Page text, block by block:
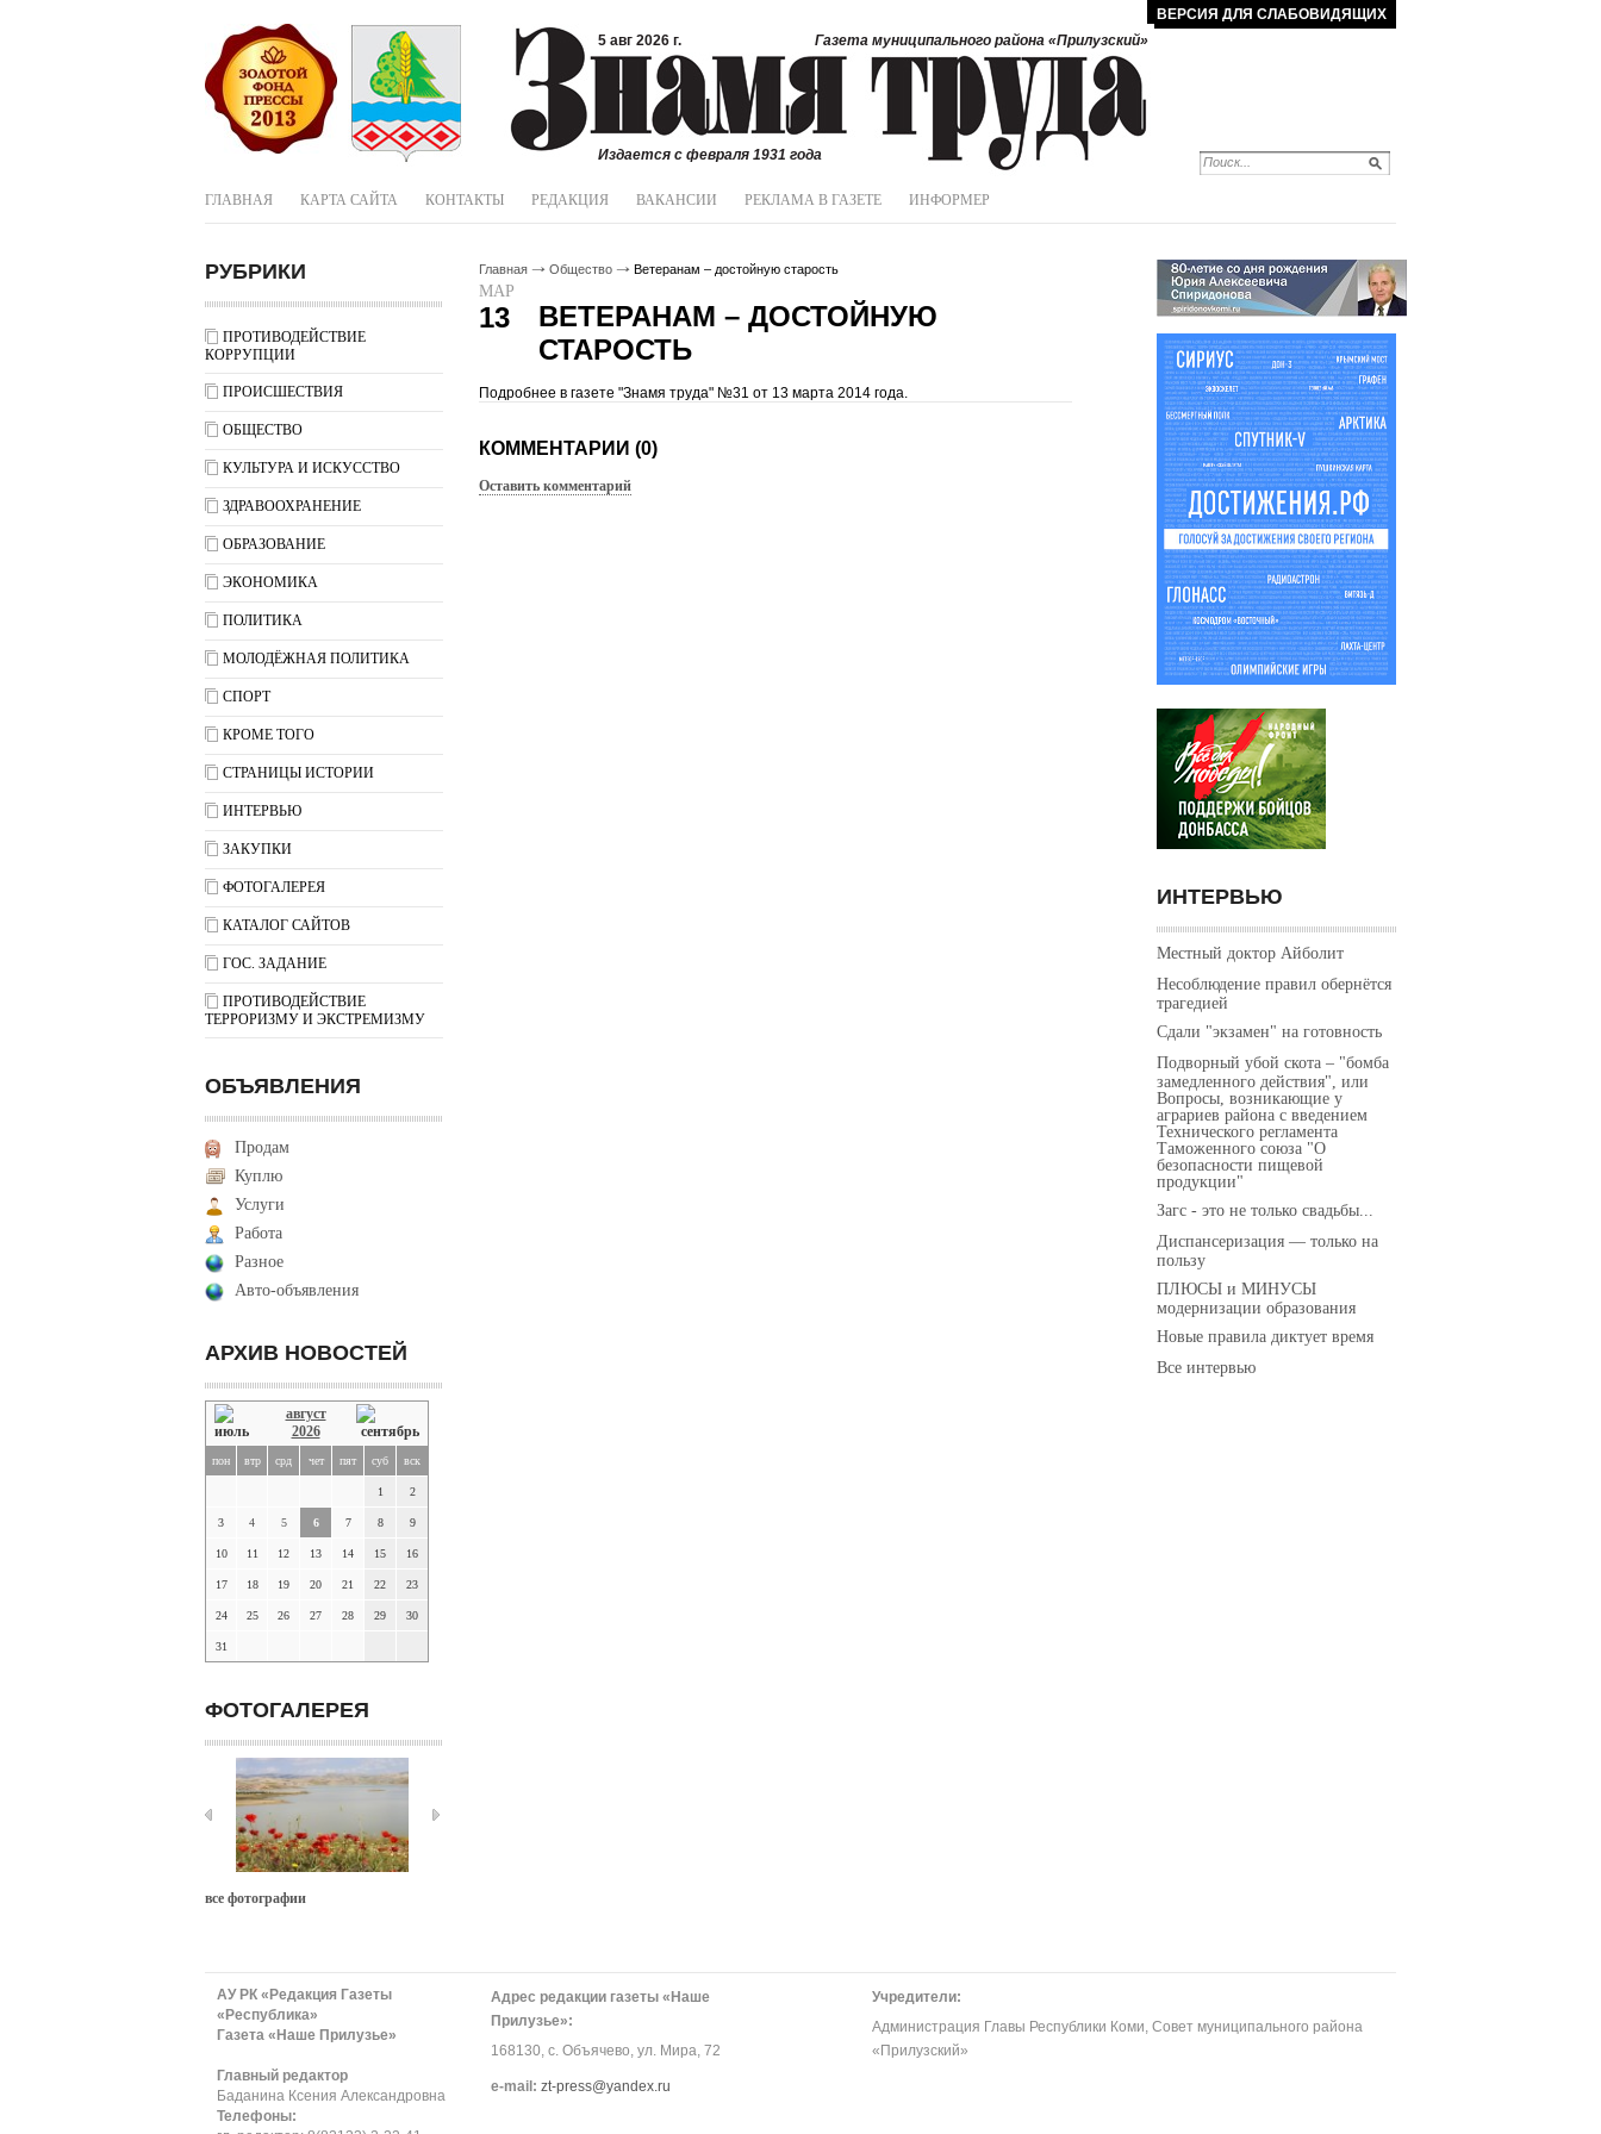
ВЕРСИЯ ДЛЯ СЛАБОВИДЯЩИХ
5 авг 2026 г.
Газета муниципального района «Прилузский»
Издается с февраля 1931 года
ГЛАВНАЯ КАРТА САЙТА КОНТАКТЫ РЕДАКЦИЯ ВАКАНСИИ РЕКЛАМА В ГАЗЕТЕ ИНФОРМЕР
РУБРИКИ
ПРОТИВОДЕЙСТВИЕ
КОРРУПЦИИ
ПРОИСШЕСТВИЯ
ОБЩЕСТВО
КУЛЬТУРА И ИСКУССТВО
ЗДРАВООХРАНЕНИЕ
ОБРАЗОВАНИЕ
ЭКОНОМИКА
ПОЛИТИКА
МОЛОДЁЖНАЯ ПОЛИТИКА
СПОРТ
КРОМЕ ТОГО
СТРАНИЦЫ ИСТОРИИ
ИНТЕРВЬЮ
ЗАКУПКИ
ФОТОГАЛЕРЕЯ
КАТАЛОГ САЙТОВ
ГОС. ЗАДАНИЕ
ПРОТИВОДЕЙСТВИЕ
ТЕРРОРИЗМУ И ЭКСТРЕМИЗМУ
ОБЪЯВЛЕНИЯ
Продам
Куплю
Услуги
Работа
Разное
Авто-объявления
АРХИВ НОВОСТЕЙ
август
2026
пон втр срд чет пят суб вск
1 2
3 4 5 6 7 8 9
10 11 12 13 14 15 16
17 18 19 20 21 22 23
24 25 26 27 28 29 30
31
ФОТОГАЛЕРЕЯ
все фотографии
Главная Общество Ветеранам – достойную старость
МАР
13
ВЕТЕРАНАМ – ДОСТОЙНУЮ
СТАРОСТЬ
Подробнее в газете "Знамя труда" №31 от 13 марта 2014 года.
КОММЕНТАРИИ (0)
Оставить комментарий
ИНТЕРВЬЮ
Местный доктор Айболит
Несоблюдение правил обернётся
трагедией
Сдали "экзамен" на готовность
Подворный убой скота – "бомба
замедленного действия", или
Вопросы, возникающие у
аграриев района с введением
Технического регламента
Таможенного союза "О
безопасности пищевой
продукции"
Загс - это не только свадьбы...
Диспансеризация — только на
пользу
ПЛЮСЫ и МИНУСЫ
модернизации образования
Новые правила диктует время
Все интервью
АУ РК «Редакция Газеты
«Республика»
Газета «Наше Прилузье»
Главный редактор
Баданина Ксения Александровна
Телефоны:
Адрес редакции газеты «Наше
Прилузье»:
168130, с. Объячево, ул. Мира, 72
е-mail: zt-press@yandex.ru
Учредители:
Администрация Главы Республики Коми, Совет муниципального района
«Прилузский»